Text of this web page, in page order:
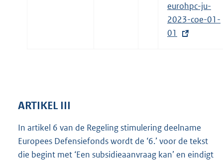
eurohpc-ju-
2023-coe-01-
01
ARTIKEL III
In artikel 6 van de Regeling stimulering deelname
Europees Defensiefonds wordt de ‘6.’ voor de tekst
die begint met ‘Een subsidieaanvraag kan’ en eindigt